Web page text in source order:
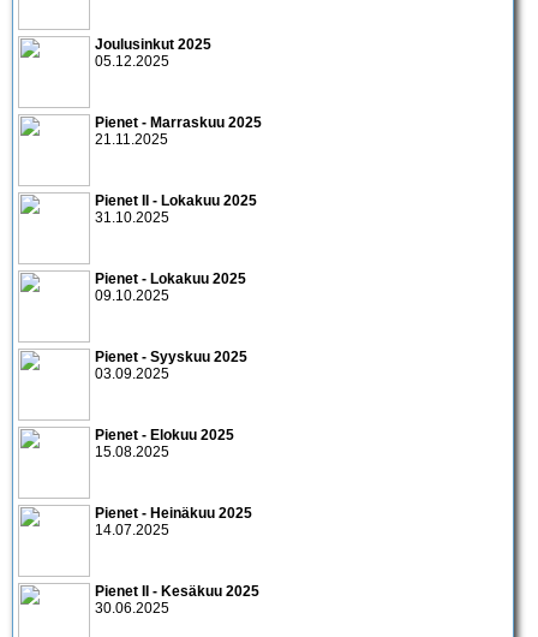
Joulusinkut 2025
05.12.2025
Pienet - Marraskuu 2025
21.11.2025
Pienet II - Lokakuu 2025
31.10.2025
Pienet - Lokakuu 2025
09.10.2025
Pienet - Syyskuu 2025
03.09.2025
Pienet - Elokuu 2025
15.08.2025
Pienet - Heinäkuu 2025
14.07.2025
Pienet II - Kesäkuu 2025
30.06.2025